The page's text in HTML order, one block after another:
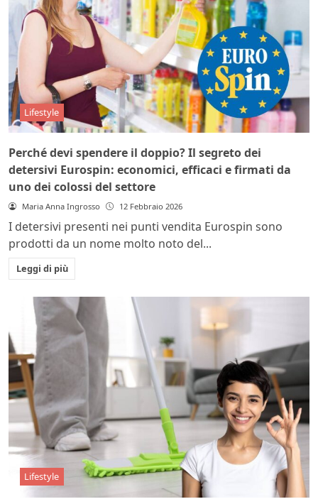
Lifestyle
Perché devi spendere il doppio? Il segreto dei
detersivi Eurospin: economici, efficaci e firmati da
uno dei colossi del settore
Maria Anna Ingrosso 12 Febbraio 2026
I detersivi presenti nei punti vendita Eurospin sono
prodotti da un nome molto noto del...
Leggi di più
Lifestyle